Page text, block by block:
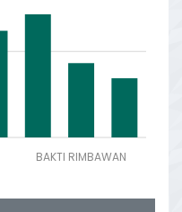
BAKTI RIMBAWAN